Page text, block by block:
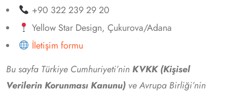
+90 322 239 29 20
Yellow Star Design, Çukurova/Adana
İletişim formu
Bu sayfa Türkiye Cumhuriyeti’nin KVKK (Kişisel
Verilerin Korunması Kanunu) ve Avrupa Birliği’nin